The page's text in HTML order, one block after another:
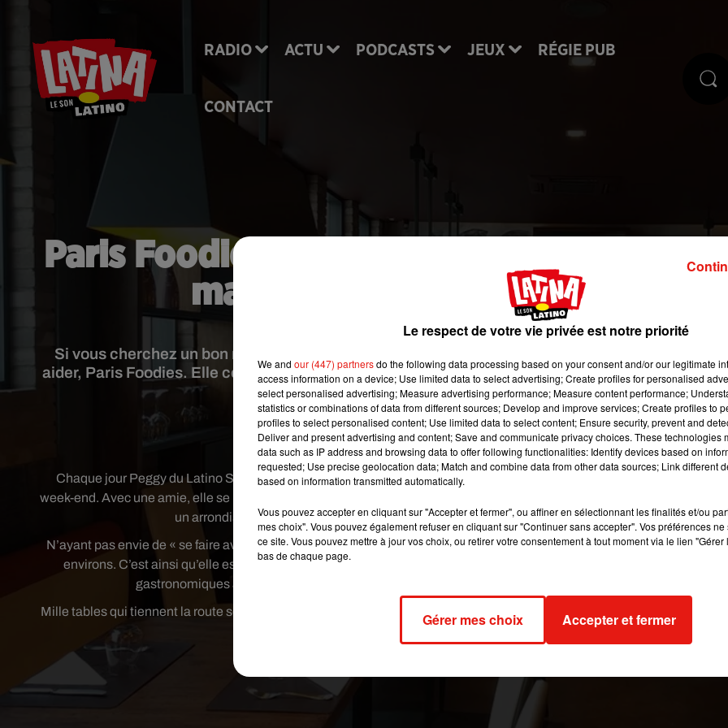
RADIO ACTU PODCASTS JEUX RÉGIE PUB
CONTACT
Paris Foodies : l’appli qui vous dit où
manger dans la capitale
Publié : 25 mars 2019 à 10h02 par MT
Si vous cherchez un bon restaurant pour un déjeuner cette semaine, une application peut vous
aider, Paris Foodies. Elle compile les avis de tous les guides gastronomiques pour établir une
moyenne sur chaque établissement.
Crédit image:Pixabay
Chaque jour Peggy du Latino Show nous trouve un bon plan. Celui-ci est inspiré d’un choix crucial qu’elle a dû faire ce
week-end. Avec une amie, elle se baladait dans la capitale et a eu envie de se faire un restaurant. Mais elle se trouvait
un arrondissement qu’elle ne connaissait pas vraiment et plutôt touristique.
N’ayant pas envie de « se faire avoir » dans un attrape-touriste, elle a cherché sur le web un restaurant bien noté dans
environs. C’est ainsi qu’elle est tombée sur l’application
gastronomiques ainsi que les médias spécialisés pour établir ensuite une note moyenne.
Mille tables qui tiennent la route sont ainsi référencées sur l’application dans Paris. Ça va du foodtruck au restaurant
Le respect de votre vie privée est notre priorité
We and our (447) partnersdo the following data processing based on your consent and/or our legitimate
access information on a device; Use limited data to select advertising; Create profiles for personalised
select personalised advertising; Measure advertising performance; Measure content performance;
statistics or combinations of data from different sources; Develop and improve services; Create profiles to
profiles to select personalised content; Use limited data to select content; Ensure security, prevent and
Deliver and present advertising and content; Save and communicate privacy choices. These technologies
data such as IP address and browsing data to offer following functionalities: Identify devices based on
requested; Use precise geolocation data; Match and combine data from other data sources; Link different
based on information transmitted automatically.
Vous pouvez accepter en cliquant sur "Accepter et fermer", ou affiner en sélectionnant les finalités et/ou
mes choix". Vous pouvez également refuser en cliquant sur "Continuer sans accepter". Vos préférences
ce site. Vous pouvez mettre à jour vos choix, ou retirer votre consentement à tout moment via le lien
bas de chaque page.
Gérer mes choix Accepter et fermer